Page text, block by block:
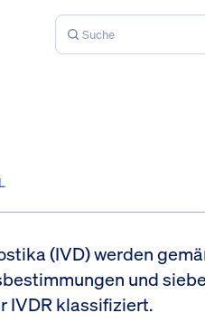
(IVD) werden
und
IVDR klassifiziert.